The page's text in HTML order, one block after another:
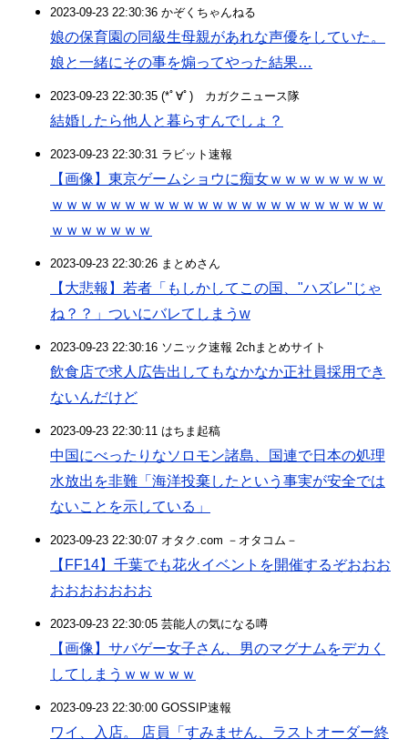
2023-09-23 22:30:36 かぞくちゃんねる
娘の保育園の同級生母親があれな声優をしていた。
娘と一緒にその事を煽ってやった結果…
2023-09-23 22:30:35 (*ﾟ∀ﾟ)ゞカガクニュース隊
結婚したら他人と暮らすんでしょ？
2023-09-23 22:30:31 ラビット速報
【画像】東京ゲームショウに痴女ｗｗｗｗｗｗｗｗ
ｗｗｗｗｗｗｗｗｗｗｗｗｗｗｗｗｗｗｗｗｗｗｗ
ｗｗｗｗｗｗｗ
2023-09-23 22:30:26 まとめさん
【大悲報】若者「もしかしてこの国、"ハズレ"じゃ
ね？？」ついにバレてしまうw
2023-09-23 22:30:16 ソニック速報 2chまとめサイト
飲食店で求人広告出してもなかなか正社員採用でき
ないんだけど
2023-09-23 22:30:11 はちま起稿
中国にべったりなソロモン諸島、国連で日本の処理
水放出を非難「海洋投棄したという事実が安全では
ないことを示している」
2023-09-23 22:30:07 オタク.com －オタコム－
【FF14】千葉でも花火イベントを開催するぞおおお
おおおおおおお
2023-09-23 22:30:05 芸能人の気になる噂
【画像】サバゲー女子さん、男のマグナムをデカく
してしまうｗｗｗｗｗ
2023-09-23 22:30:00 GOSSIP速報
ワイ、入店。 店員「すみません、ラストオーダー終